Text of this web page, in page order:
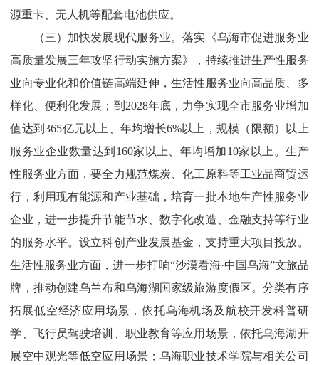
源重卡、无人机等配套电池供应。
（三）加快发展现代服务业。落实《乌海市促进服务业
高质量发展三年攻坚行动实施方案》，持续推进生产性服务
业向专业化和价值链高端延伸，生活性服务业向高品质、多
样化、便利化发展； 到 2028年底 ， 力争实现全市服务业增加
值达到365亿元以上、 年均增长6%以上 ， 规模 （ 限额）
以上
服务业企业数量达到 160家以上、年均增加10家 以上。生产
性服务业方面，要全力规范煤炭、化工原料等工业品商贸运
行，利用现有能源和产业基础，培育一批本地生产性服务业
企业，进一步提升节能节水、数字化改造、金融支持等行业
的服务水平。设立科创产业发展基金， 支持重大项目投放。
生活性服务业方面，进一步打响“沙漠看海·中国乌海”文旅品
牌，推动创建乌兰布和乌海湖国家级旅游度假区。分类有序
拓展低空经济应用场景，依托乌海机场及航校开发科普研
学、飞行员驾驶培训、职业教育等应用场景，依托乌海湖开
展空中观光等低空应用场景；乌海职业技术学院与相关公司